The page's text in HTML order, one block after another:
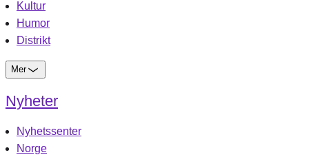
Kultur
Humor
Distrikt
Mer
Nyheter
Nyhetssenter
Norge